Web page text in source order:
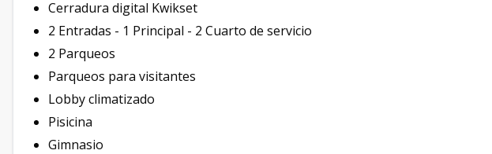
Cerradura digital Kwikset
2 Entradas - 1 Principal - 2 Cuarto de servicio
2 Parqueos
Parqueos para visitantes
Lobby climatizado
Pisicina
Gimnasio